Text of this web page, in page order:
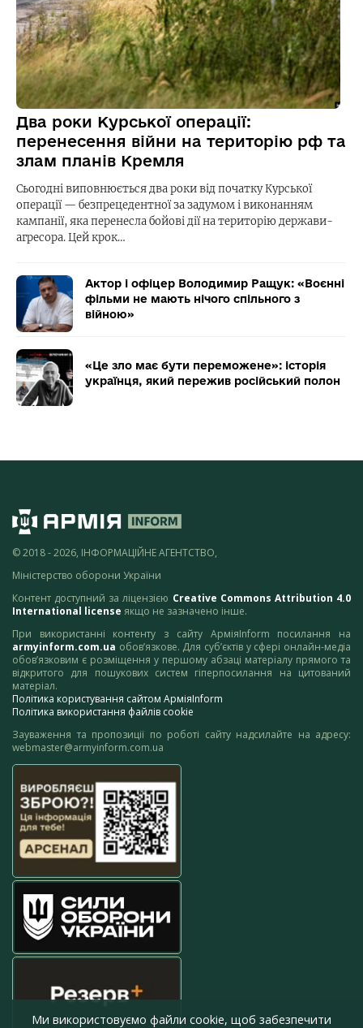
Два роки Курської операції:
перенесення війни на територію рф та
злам планів Кремля
Сьогодні виповнюється два роки від початку Курської
операції — безпрецедентної за задумом і виконанням
кампанії, яка перенесла бойові дії на територію держави-
агресора. Цей крок…
Актор і офіцер Володимир Ращук: «Воєнні
фільми не мають нічого спільного з
війною»
«Це зло має бути переможене»: історія
українця, який пережив російський полон
© 2018 - 2026, ІНФОРМАЦІЙНЕ АГЕНТСТВО,
Міністерство оборони України
Контент доступний за ліцензією Creative Commons Attribution 4.0
International license якщо не зазначено інше.
При використанні контенту з сайту АрміяInform посилання на
armyinform.com.ua обов’язкове. Для суб’єктів у сфері онлайн-медіа
обов’язковим є розміщення у першому абзаці матеріалу прямого та
відкритого для пошукових систем гіперпосилання на цитований
матеріал.
Політика користування сайтом АрміяInform
Політика використання файлів cookie
Зауваження та пропозиції по роботі сайту надсилайте на адресу:
webmaster@armyinform.com.ua
Ми використовуємо файли cookie, щоб забезпечити